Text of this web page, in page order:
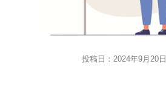
投稿日：2024年9月20日